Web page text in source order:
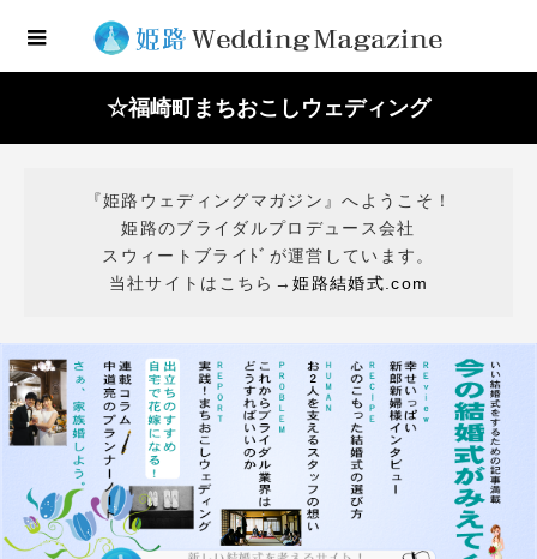
☆福崎町まちおこしウェディング
『姫路ウェディングマガジン』へようこそ！
姫路のブライダルプロデュース会社
スウィートブライﾄﾞが運営しています。
当社サイトはこちら→姫路結婚式.com